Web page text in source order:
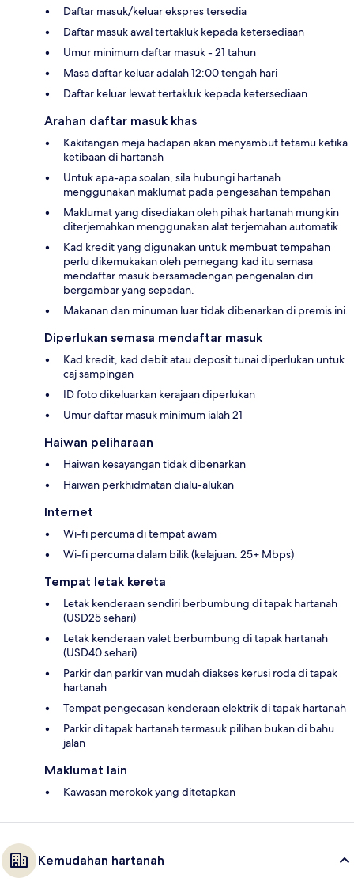
Daftar masuk/keluar ekspres tersedia
Daftar masuk awal tertakluk kepada ketersediaan
Umur minimum daftar masuk - 21 tahun
Masa daftar keluar adalah 12:00 tengah hari
Daftar keluar lewat tertakluk kepada ketersediaan
Arahan daftar masuk khas
Kakitangan meja hadapan akan menyambut tetamu ketika
ketibaan di hartanah
Untuk apa-apa soalan, sila hubungi hartanah
menggunakan maklumat pada pengesahan tempahan
Maklumat yang disediakan oleh pihak hartanah mungkin
diterjemahkan menggunakan alat terjemahan automatik
Kad kredit yang digunakan untuk membuat tempahan
perlu dikemukakan oleh pemegang kad itu semasa
mendaftar masuk bersamadengan pengenalan diri
bergambar yang sepadan.
Makanan dan minuman luar tidak dibenarkan di premis ini.
Diperlukan semasa mendaftar masuk
Kad kredit, kad debit atau deposit tunai diperlukan untuk
caj sampingan
ID foto dikeluarkan kerajaan diperlukan
Umur daftar masuk minimum ialah 21
Haiwan peliharaan
Haiwan kesayangan tidak dibenarkan
Haiwan perkhidmatan dialu-alukan
Internet
Wi-fi percuma di tempat awam
Wi-fi percuma dalam bilik (kelajuan: 25+ Mbps)
Tempat letak kereta
Letak kenderaan sendiri berbumbung di tapak hartanah
(USD25 sehari)
Letak kenderaan valet berbumbung di tapak hartanah
(USD40 sehari)
Parkir dan parkir van mudah diakses kerusi roda di tapak
hartanah
Tempat pengecasan kenderaan elektrik di tapak hartanah
Parkir di tapak hartanah termasuk pilihan bukan di bahu
jalan
Maklumat lain
Kawasan merokok yang ditetapkan
Kemudahan hartanah